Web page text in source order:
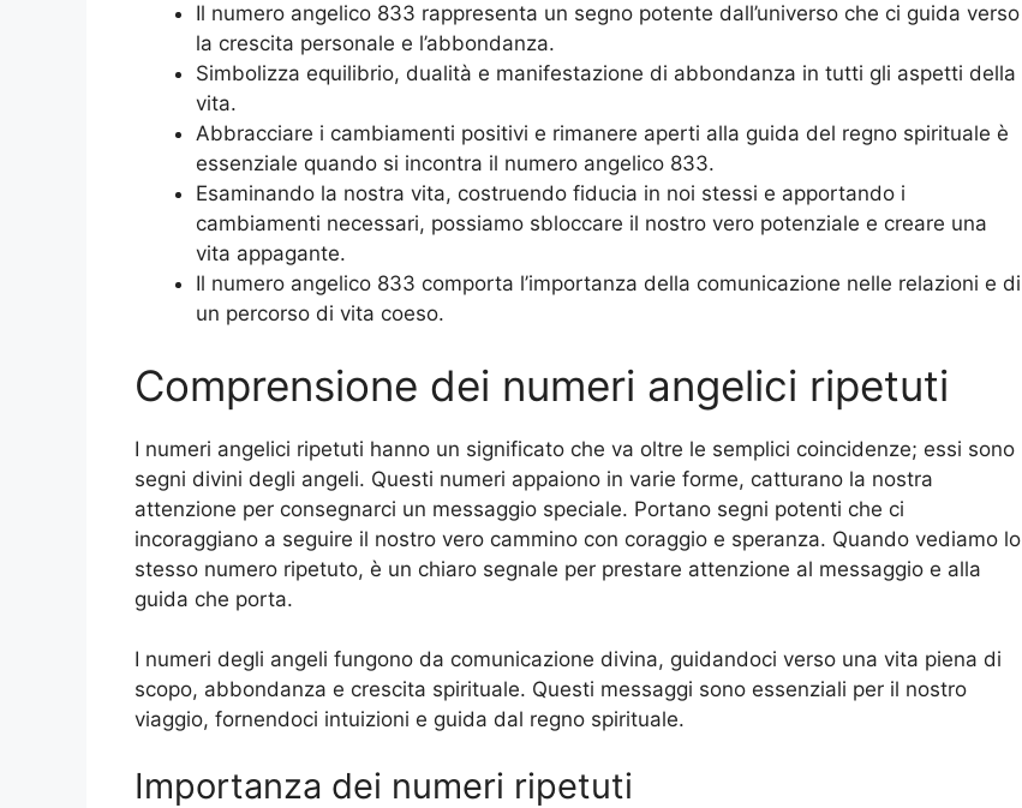
Il numero angelico 833 rappresenta un segno potente dall’universo che ci guida verso
la crescita personale e l’abbondanza.
Simbolizza equilibrio, dualità e manifestazione di abbondanza in tutti gli aspetti della
vita.
Abbracciare i cambiamenti positivi e rimanere aperti alla guida del regno spirituale è
essenziale quando si incontra il numero angelico 833.
Esaminando la nostra vita, costruendo fiducia in noi stessi e apportando i
cambiamenti necessari, possiamo sbloccare il nostro vero potenziale e creare una
vita appagante.
Il numero angelico 833 comporta l’importanza della comunicazione nelle relazioni e di
un percorso di vita coeso.
Comprensione dei numeri angelici ripetuti
I numeri angelici ripetuti hanno un significato che va oltre le semplici coincidenze; essi sono
segni divini degli angeli. Questi numeri appaiono in varie forme, catturano la nostra
attenzione per consegnarci un messaggio speciale. Portano segni potenti che ci
incoraggiano a seguire il nostro vero cammino con coraggio e speranza. Quando vediamo lo
stesso numero ripetuto, è un chiaro segnale per prestare attenzione al messaggio e alla
guida che porta.
I numeri degli angeli fungono da comunicazione divina, guidandoci verso una vita piena di
scopo, abbondanza e crescita spirituale. Questi messaggi sono essenziali per il nostro
viaggio, fornendoci intuizioni e guida dal regno spirituale.
Importanza dei numeri ripetuti